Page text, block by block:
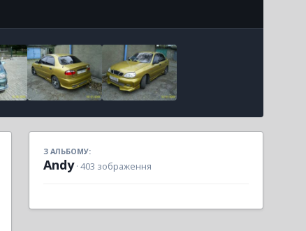
З АЛЬБОМУ:
Andy · 403 зображення